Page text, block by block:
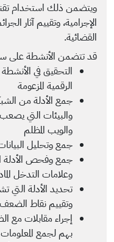
ويتضمن ذلك استخدام
الإجرامية، وتقييم آثار
القضائية.
قد تتضمن الأنشطة على
التحقيق في الأنشطة
الرقمية المزعومة
جمع الأدلة من
والبيئات التي
والويب المظلم
جمع وتحليل
جمع وفحص الأدلة
وعلامات التدخل
تحديد الأدلة التي
وتقييم نقاط
إجراء مقابلات مع
بهم لجمع المعلومات